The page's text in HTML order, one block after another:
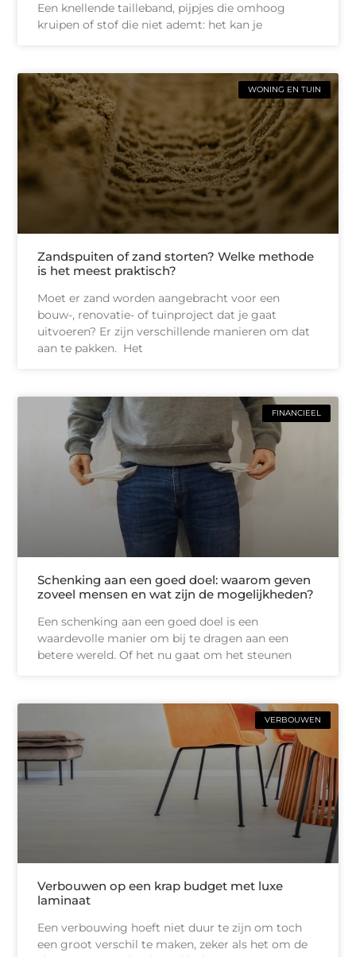
Een knellende tailleband, pijpjes die omhoog
kruipen of stof die niet ademt: het kan je
WONING EN TUIN
Zandspuiten of zand storten? Welke methode
is het meest praktisch?
Moet er zand worden aangebracht voor een
bouw-, renovatie- of tuinproject dat je gaat
uitvoeren? Er zijn verschillende manieren om dat
aan te pakken. Het
FINANCIEEL
Schenking aan een goed doel: waarom geven
zoveel mensen en wat zijn de mogelijkheden?
Een schenking aan een goed doel is een
waardevolle manier om bij te dragen aan een
betere wereld. Of het nu gaat om het steunen
VERBOUWEN
Verbouwen op een krap budget met luxe
laminaat
Een verbouwing hoeft niet duur te zijn om toch
een groot verschil te maken, zeker als het om de